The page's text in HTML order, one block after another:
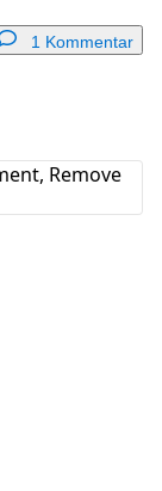
1 Kommentar